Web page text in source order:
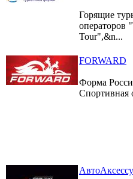
Горящие
операторов
Tour",&n...
FORWARD
Форма
Спортивная